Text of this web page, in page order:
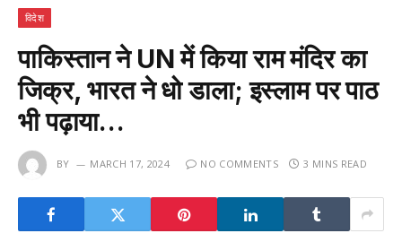
विदेश
पाकिस्तान ने UN में किया राम मंदिर का
जिक्र, भारत ने धो डाला; इस्लाम पर पाठ
भी पढ़ाया…
BY MARCH 17, 2024 NO COMMENTS 3 MINS READ